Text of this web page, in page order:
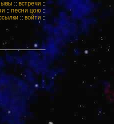
:: встречи ::
:: песни цою::
:: войти ::